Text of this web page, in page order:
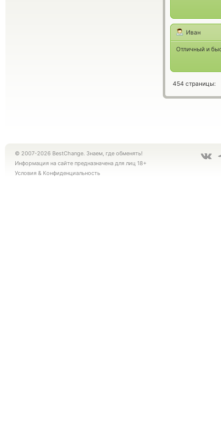
Иван
Отличный и
454 страницы:
© 2007-2026 BestChange. Знаем, где обменять!
Информация на сайте предназначена для лиц 18+
Условия & Конфиденциальность